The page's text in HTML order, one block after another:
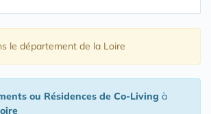
le département de la Loire
ou Résidences de Co-Living à